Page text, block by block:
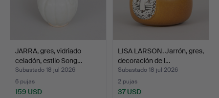
JARRA, gres, vidriado
celadón, estilo Song…
Subastado 18 jul 2026
6 pujas
159 USD
LISA LARSON. Jarrón, gres,
decoración de l…
Subastado 18 jul 2026
2 pujas
37 USD